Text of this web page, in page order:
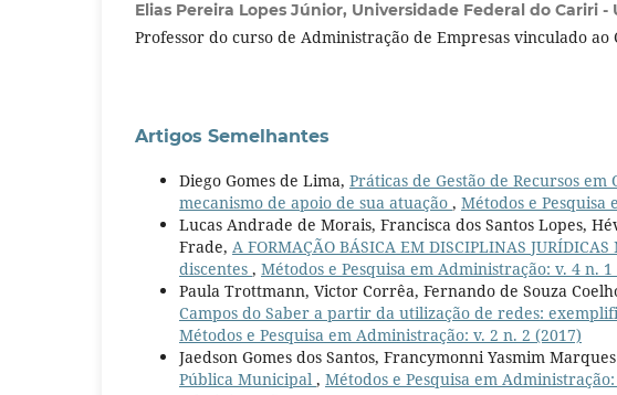
Elias Pereira Lopes Júnior, Universidade Federal do Cariri -
Professor do curso de Administração de Empresas vinculado ao
Artigos Semelhantes
Diego Gomes de Lima, Práticas de Gestão de Recursos
mecanismo de apoio de sua atuação , Métodos e Pesquisa
Lucas Andrade de Morais, Francisca dos Santos Lopes,
Frade, A FORMAÇÃO BÁSICA EM DISCIPLINAS
discentes , Métodos e Pesquisa em Administração: v. 4 n. 1
Paula Trottmann, Victor Corrêa, Fernando de Souza
Campos do Saber a partir da utilização de redes:
Métodos e Pesquisa em Administração: v. 2 n. 2 (2017)
Jaedson Gomes dos Santos, Francymonni Yasmim
Pública Municipal , Métodos e Pesquisa em